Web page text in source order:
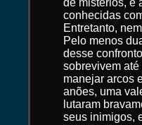
de mistérios, e
conhecidas
Entretanto,
Pelo menos
desse
sobrevivem
manejar arcos
anões, uma
lutaram
seus inimigos,